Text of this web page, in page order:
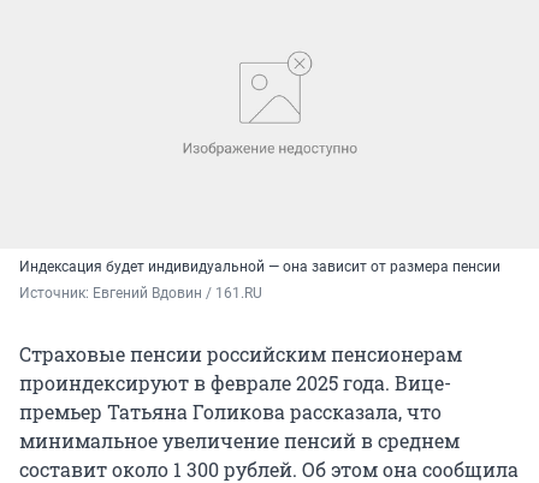
Индексация будет индивидуальной — она зависит от размера пенсии
Источник: Евгений Вдовин / 161.RU
Страховые пенсии российским пенсионерам
проиндексируют в феврале 2025 года. Вице-
премьер Татьяна Голикова рассказала, что
минимальное увеличение пенсий в среднем
составит около 1 300 рублей. Об этом она сообщила